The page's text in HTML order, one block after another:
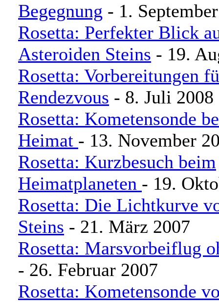
Begegnung - 1.
Rosetta: Perfekter Blick
Asteroiden Steins - 19.
Rosetta: Vorbereitungen
Rendezvous - 8. Juli 2008
Rosetta: Kometensonde
Heimat - 13. November
Rosetta: Kurzbesuch beim
Heimatplaneten - 19.
Rosetta: Die Lichtkurve
Steins - 21. März 2007
Rosetta: Marsvorbeiflug
- 26. Februar 2007
Rosetta: Kometensonde